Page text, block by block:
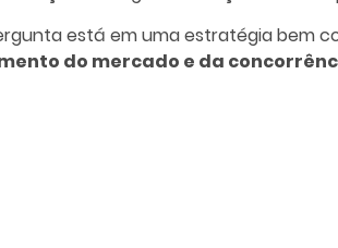
está em uma estratégia bem
do mercado e da